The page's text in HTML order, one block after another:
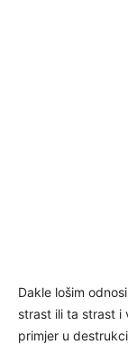
Dakle lošim
strast ili ta strast i
primjer u